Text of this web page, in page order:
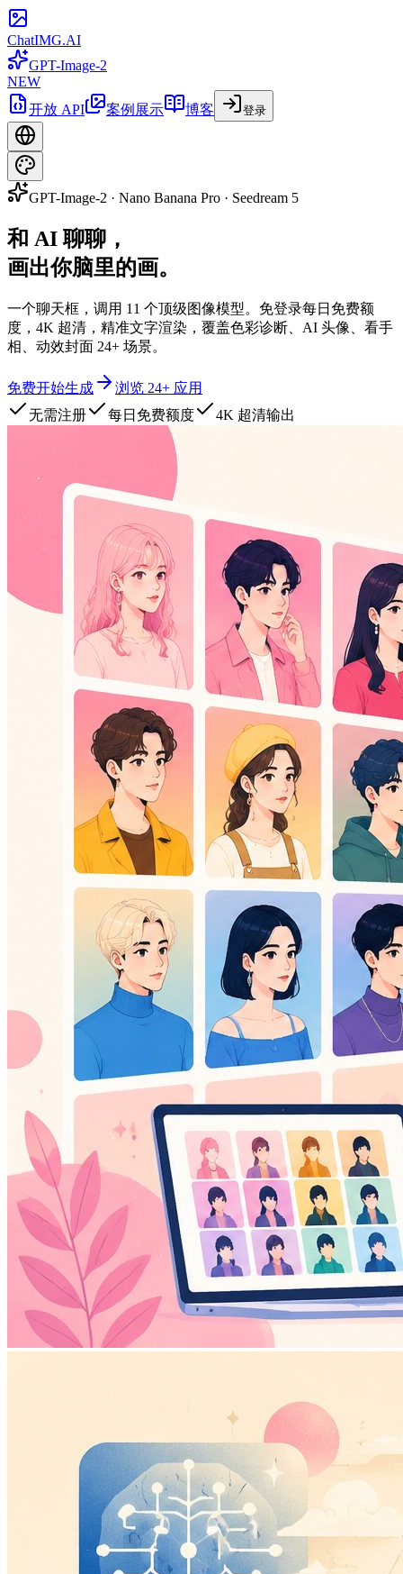
ChatIMG.AI
GPT-Image-2
NEW
开放 API
案例展示 博客 登录
GPT-Image-2 · Nano Banana Pro · Seedream 5
和 AI 聊聊，
画出你脑里的画。
一个聊天框，调用 11 个顶级图像模型。免登录每日免费额
度，4K 超清，精准文字渲染，覆盖色彩诊断、AI 头像、看手
相、动效封面 24+ 场景。
免费开始生成
浏览 24+ 应用
无需注册
每日免费额度 4K 超清输出